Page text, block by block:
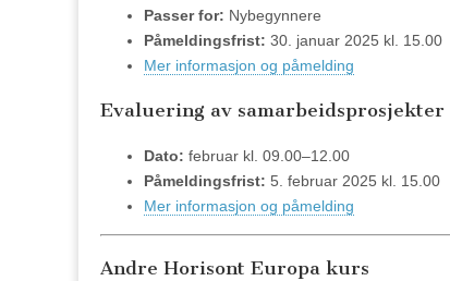
Passer for: Nybegynnere
Påmeldingsfrist: 30. januar 2025 kl. 15.00
Mer informasjon og påmelding
Evaluering av
Dato: februar kl. 09.00–12.00
Påmeldingsfrist: 5. februar 2025 kl. 15.00
Mer informasjon og påmelding
Andre Horisont Europa kurs